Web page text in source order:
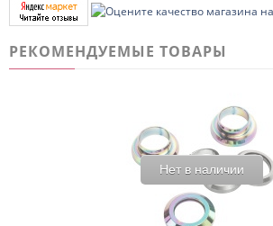
РЕКОМЕНДУЕМЫЕ ТОВАРЫ
Нет в наличии